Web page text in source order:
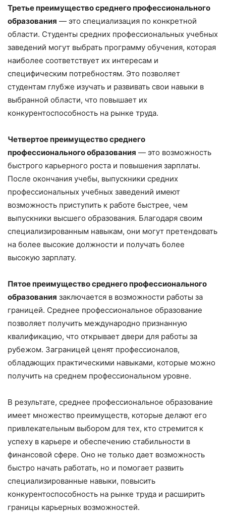
Третье преимущество среднего профессионального
образования — это специализация по конкретной
области. Студенты средних профессиональных учебных
заведений могут выбрать программу обучения, которая
наиболее соответствует их интересам и
специфическим потребностям. Это позволяет
студентам глубже изучать и развивать свои навыки в
выбранной области, что повышает их
конкурентоспособность на рынке труда.
Четвертое преимущество среднего
профессионального образования — это возможность
быстрого карьерного роста и повышения зарплаты.
После окончания учебы, выпускники средних
профессиональных учебных заведений имеют
возможность приступить к работе быстрее, чем
выпускники высшего образования. Благодаря своим
специализированным навыкам, они могут претендовать
на более высокие должности и получать более
высокую зарплату.
Пятое преимущество среднего профессионального
образования заключается в возможности работы за
границей. Среднее профессиональное образование
позволяет получить международно признанную
квалификацию, что открывает двери для работы за
рубежом. Заграницей ценят профессионалов,
обладающих практическими навыками, которые можно
получить на среднем профессиональном уровне.
В результате, среднее профессиональное образование
имеет множество преимуществ, которые делают его
привлекательным выбором для тех, кто стремится к
успеху в карьере и обеспечению стабильности в
финансовой сфере. Оно не только дает возможность
быстро начать работать, но и помогает развить
специализированные навыки, повысить
конкурентоспособность на рынке труда и расширить
границы карьерных возможностей.